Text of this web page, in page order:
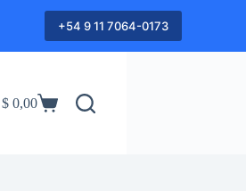
+54 9 11 7064-0173
Shopping
$0,00